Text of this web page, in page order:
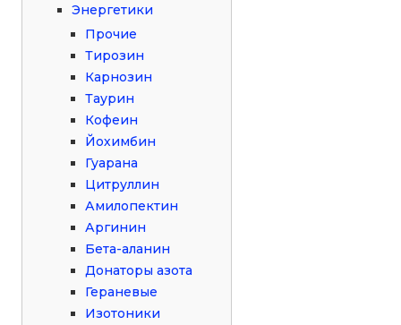
Энергетики
Прочие
Тирозин
Карнозин
Таурин
Кофеин
Йохимбин
Гуарана
Цитруллин
Амилопектин
Аргинин
Бета-аланин
Донаторы азота
Гераневые
Изотоники